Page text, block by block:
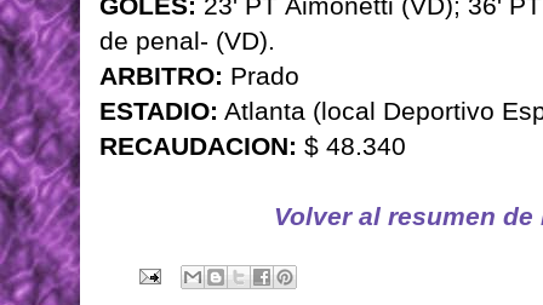
GOLES: 23' PT Aimonetti (VD); 36'
de penal- (VD).
ARBITRO: Prado
ESTADIO: Atlanta (local Deportivo
RECAUDACION: $ 48.340
Volver al resumen